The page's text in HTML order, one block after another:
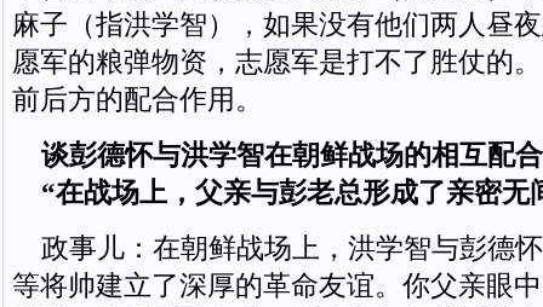
麻子（指洪学智），如果没有他们两人昼
愿军的粮弹物资，志愿军是打不了胜仗的
前后方的配合作用。
谈彭德怀与洪学智在朝鲜战场的相互配合
“在战场上，父亲与彭老总形成了亲密无
政事儿：在朝鲜战场上，洪学智与彭德
等将帅建立了深厚的革命友谊。你父亲眼